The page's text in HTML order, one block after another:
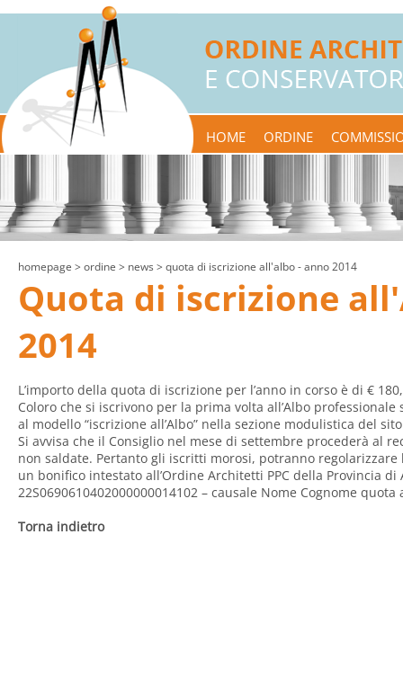
HOME ORDINE
homepage > ordine > news > quota di iscrizione all'albo - anno 2014
Quota di iscrizione
2014
L’importo della quota di iscrizione per l’anno in corso è di €
Coloro che si iscrivono per la prima volta all’Albo
al modello “iscrizione all’Albo” nella sezione modulistica del
Si avvisa che il Consiglio nel mese di settembre procederà al
non saldate. Pertanto gli iscritti morosi, potranno
un bonifico intestato all’Ordine Architetti PPC della Provincia
22S0690610402000000014102 – causale Nome Cognome
Torna indietro